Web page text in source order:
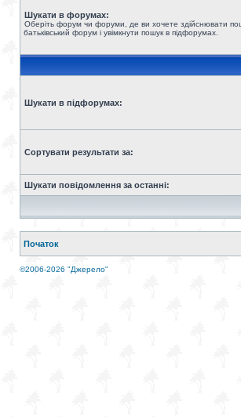
Шукати в форумах:
Оберіть форум чи форуми, де ви хочете здійснювати
батьківський форум і увімкнути пошук в підфорумах.
Шукати в підфорумах:
Сортувати результати за:
Шукати повідомлення за останні:
Початок
©2006-2026 "Джерело"